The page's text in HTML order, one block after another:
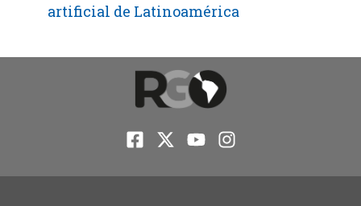
artificial de Latinoamérica